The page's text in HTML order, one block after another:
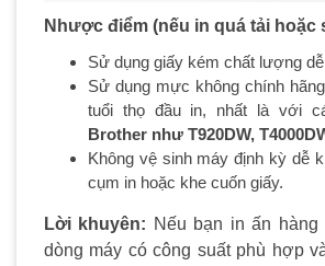
Nhược điểm (nếu in quá tải hoặc
Sử dụng giấy kém chất lượng
Sử dụng mực không chính
tuổi thọ đầu in, nhất là với
Brother như T920DW,
Không vệ sinh máy định kỳ dễ
cụm in hoặc khe cuốn giấy.
Lời khuyên: Nếu bạn in ấn hàng
dòng máy có công suất phù hợp